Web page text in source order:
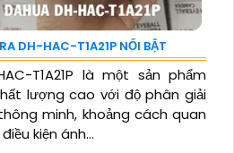
DH-HAC-T1A21P NỔI BẬT
T1A21P là một sản phẩm
lượng cao với độ phân giải
minh, khoảng cách quan
kiện ánh...